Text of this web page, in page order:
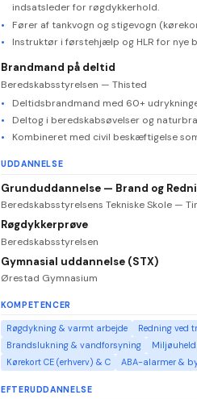
indsatsleder for røgdykkerhold.
Fører af tankvogn og stigevogn
Instruktør i førstehjælp og HLR for nye
Brandmand på deltid
Beredskabsstyrelsen — Thisted
Deltidsbrandmand med 60+
Deltog i beredskabsøvelser og
Kombineret med civil beskæftigelse
UDDANNELSE
Grunduddannelse — Brand og
Beredskabsstyrelsens Tekniske Skole —
Røgdykkerprøve
Beredskabsstyrelsen
Gymnasial uddannelse (STX)
Ørestad Gymnasium
KOMPETENCER
Røgdykning & varmt arbejde Redning ved
Brandslukning & vandforsyning
Kørekort CE (erhverv) & C
ABA-alarmer &
EFTERUDDANNELSE